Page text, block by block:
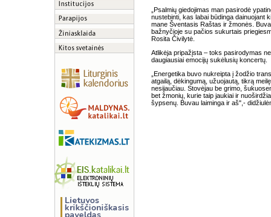
„Psalmių giedojimas man pasirodė
nustebinti, kas labai būdinga dainuojant
mane Šventasis Raštas ir žmonės.
bažnyčioje su pačios sukurtais
Rosita Čivilytė.
Atlikėja pripažįsta – toks pasirodymas
daugiausiai emocijų sukėlusių koncertų.
„Energetika buvo nukreipta į žodžio
atgailą, dėkingumą, užuojautą, tikrą
nesijaučiau. Stovėjau be grimo,
bet žmonių, kurie taip jaukiai ir
šypsenų. Buvau laiminga ir aš",-